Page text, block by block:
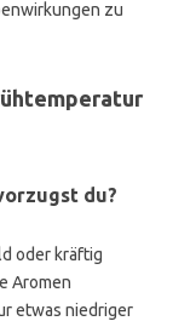
zu
du?
oder kräftig
Aromen
etwas niedriger